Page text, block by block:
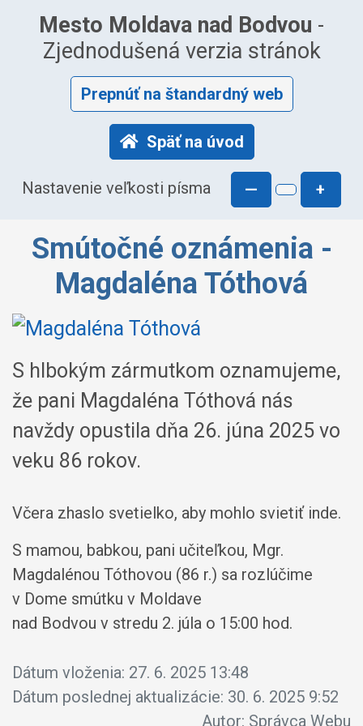
Mesto Moldava nad Bodvou -
Zjednodušená verzia stránok
Prepnúť na štandardný web
Späť na úvod
Nastavenie veľkosti písma — +
Smútočné oznámenia -
Magdaléna Tóthová
S hlbokým zármutkom oznamujeme,
že pani Magdaléna Tóthová nás
navždy opustila dňa 26. júna 2025 vo
veku 86 rokov.
Včera zhaslo svetielko, aby mohlo svietiť inde.
S mamou, babkou, pani učiteľkou, Mgr.
Magdalénou Tóthovou (86 r.) sa rozlúčime
v Dome smútku v Moldave
nad Bodvou v stredu 2. júla o 15:00 hod.
Dátum vloženia: 27. 6. 2025 13:48
Dátum poslednej aktualizácie: 30. 6. 2025 9:52
Autor: Správca Webu